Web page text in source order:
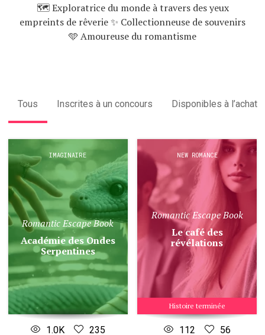
🗺 Exploratrice du monde à travers des yeux
empreints de rêverie ✨️ Collectionneuse de souvenirs
🩵 Amoureuse du romantisme
Tous Inscrites à un concours Disponibles à l’achat
IMAGINAIRE
Romantic Escape Book
Académie des Ondes
Serpentines
1.0K 235
NEW ROMANCE
Romantic Escape Book
Le café des
révélations
Histoire terminée
112 56